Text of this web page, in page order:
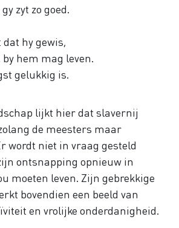
zyt zo goed.
hy gewis,
hem mag leven.
gelukkig is.
lijkt hier dat slavernij
de meesters maar
wordt niet in vraag gesteld
ontsnapping opnieuw in
moeten leven. Zijn gebrekkige
bovendien een beeld van
en vrolijke onderdanigheid.